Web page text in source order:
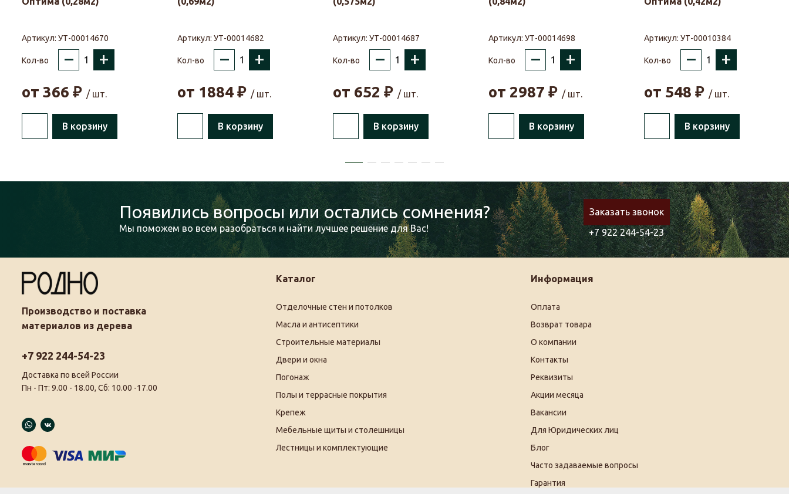
Артикул: УТ-00014670
Кол-во – +
от 366 ₽ / шт.
В корзину
Артикул: УТ-00014682
Кол-во – +
от 1884 ₽ / шт.
В корзину
Артикул: УТ-00014687
Кол-во – +
от 652 ₽ / шт.
В корзину
Артикул: УТ-00014698
Кол-во – +
от 2987 ₽ / шт.
В корзину
Артикул: УТ-00010384
Кол-во – +
от 548 ₽ / шт.
В корзину
Появились вопросы или остались сомнения?
Мы поможем во всем разобраться и найти лучшее решение для Вас!
Заказать звонок
+7 922 244-54-23
Производство и поставка
материалов из дерева
+7 922 244-54-23
Доставка по всей России
Пн - Пт: 9.00 - 18.00, Сб: 10.00 -17.00
Каталог
Отделочные стен и потолков
Масла и антисептики
Строительные материалы
Двери и окна
Погонаж
Полы и террасные покрытия
Крепеж
Мебельные щиты и столешницы
Лестницы и комплектующие
Информация
Оплата
Возврат товара
О компании
Контакты
Реквизиты
Акции месяца
Вакансии
Для Юридических лиц
Блог
Часто задаваемые вопросы
Гарантия